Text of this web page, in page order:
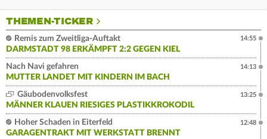
THEMEN-TICKER
Remis zum Zweitliga-Auftakt
DARMSTADT 98 ERKÄMPFT 2:2 GEGEN KIEL
14:55
Nach Navi gefahren
MUTTER LANDET MIT KINDERN IM BACH
14:13
Gäubodenvolksfest
MÄNNER KLAUEN RIESIGES PLASTIKKROKODIL
13:25
Hoher Schaden in Eiterfeld
GARAGENTRAKT MIT WERKSTATT BRENNT
12:48